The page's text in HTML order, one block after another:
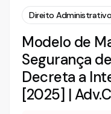
Para que serve este
Decisão que Decreta a
Quando é cabível
Qual o recurso
liminar no mandado
Qual o prazo para
Segurança de
Direito Administrativo
Modelo de
Segurança
Decreta a
[2025] |